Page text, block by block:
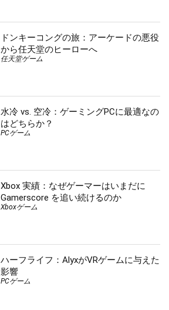
ドンキーコングの旅：アーケードの悪役
から任天堂のヒーローへ
任天堂ゲーム
水冷 vs. 空冷：ゲーミングPCに最適なの
はどちらか？
PCゲーム
Xbox 実績：なぜゲーマーはいまだに
Gamerscore を追い続けるのか
Xboxゲーム
ハーフライフ：AlyxがVRゲームに与えた
影響
PCゲーム